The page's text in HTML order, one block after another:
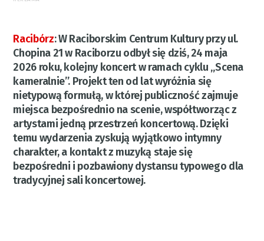
Racibórz:W Raciborskim Centrum Kultury przy ul.
Chopina 21 w Raciborzu odbył się dziś, 24 maja
2026 roku, kolejny koncert w ramach cyklu „Scena
kameralnie”. Projekt ten od lat wyróżnia się
nietypową formułą, w której publiczność zajmuje
miejsca bezpośrednio na scenie, współtworząc z
artystami jedną przestrzeń koncertową. Dzięki
temu wydarzenia zyskują wyjątkowo intymny
charakter, a kontakt z muzyką staje się
bezpośredni i pozbawiony dystansu typowego dla
tradycyjnej sali koncertowej.